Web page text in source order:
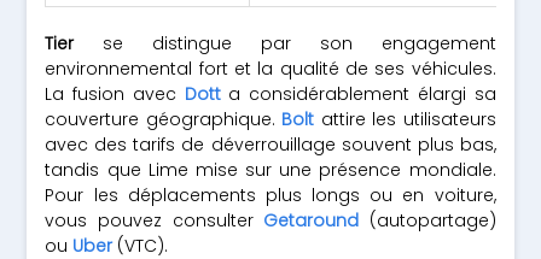
Tierse distingue par son engagement
environnemental fort et la qualité de ses véhicules.
La fusion avec Dotta considérablement élargi sa
couverture géographique. Bolt attire les utilisateurs
avec des tarifs de déverrouillage souvent plus bas,
tandis que Lime mise sur une présence mondiale.
Pour les déplacements plus longs ou en voiture,
vous pouvez consulter Getaround (autopartage)
ou Uber(VTC).